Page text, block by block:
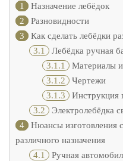
1
Назначение лебёдок
2
Разновидности
3
Как сделать лебёдки
3.1 Лебёдка ручная
3.1.1
Материалы
3.1.2
Чертежи
3.1.3
Инструкция
3.2 Электролебёдка
4
Нюансы изготовления
различного назначения
4.1 Ручная